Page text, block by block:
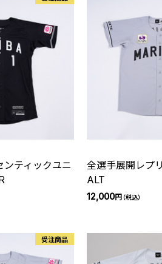
ティックユニ
全選手展開レプ
ALT
12,000円（税込）
受注商品